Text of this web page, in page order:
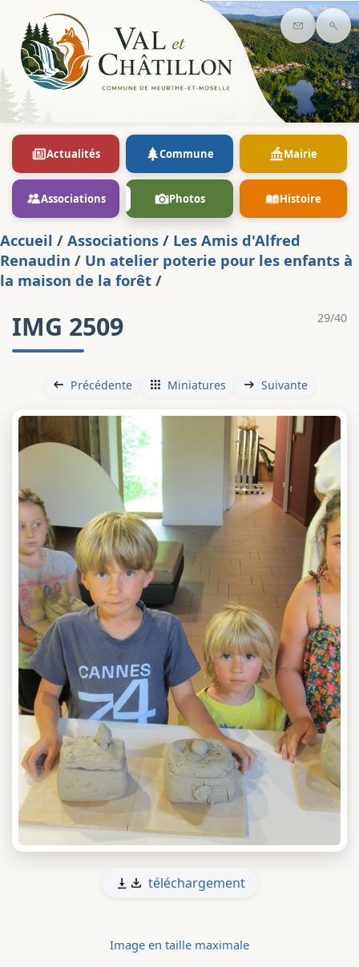
Contact
Actualités Commune Mairie
Associations Photos Histoire
Accueil / Associations / Les Amis d'Alfred
Renaudin / Un atelier poterie pour les enfants à
la maison de la forêt /
29/40
IMG 2509
Précédente Miniatures Suivante
téléchargement
Image en taille maximale